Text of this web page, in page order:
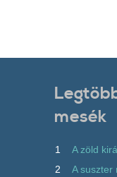
mesék
1
A zöld
2
A suszter